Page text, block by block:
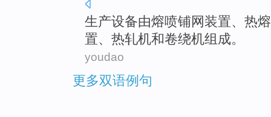
生产设备由熔喷铺网 装置、 热熔
置、热轧机和卷绕机组成。
youdao
更多双语例句